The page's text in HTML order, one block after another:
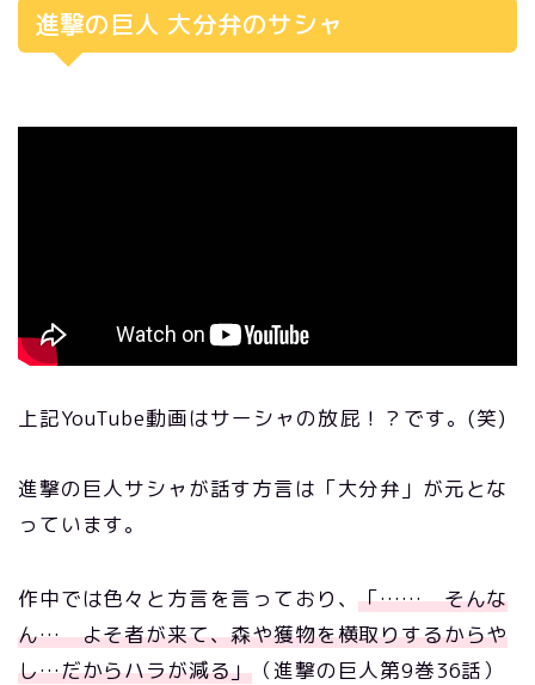
進撃の巨人 大分弁のサシャ
上記YouTube動画はサーシャの放屁！？です。(笑)
進撃の巨人サシャが話す方言は「大分弁」が元とな
っています。
作中では色々と方言を言っており、「…… そんな
ん… よそ者が来て、森や獲物を横取りするからや
し…だからハラが減る」 （進撃の巨人第9巻36話）